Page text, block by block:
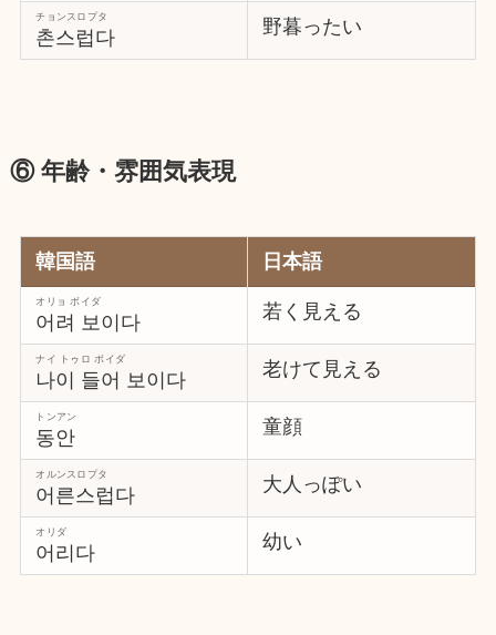
촌스럽다
チョンスロプタ 野暮ったい
⑥ 年齢・雰囲気表現
韓国語 日本語
어려 보이다
オリョ ボイダ 若く見える
나이 들어 보이다
ナイ トゥロ ボイダ 老けて見える
동안
トンアン 童顔
어른스럽다
オルンスロプタ 大人っぽい
어리다
オリダ 幼い